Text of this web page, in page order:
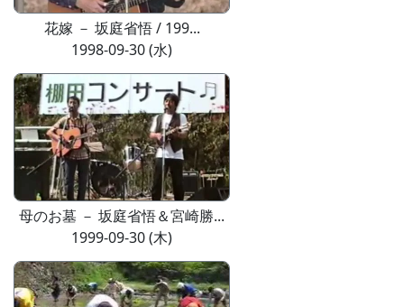
花嫁 － 坂庭省悟 / 199...
1998-09-30 (水)
母のお墓 － 坂庭省悟＆宮崎勝...
1999-09-30 (木)